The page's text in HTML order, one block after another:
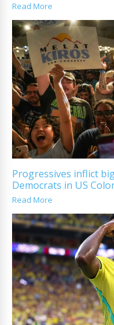
Read More
Progressives inflict
Democrats in US
Read More